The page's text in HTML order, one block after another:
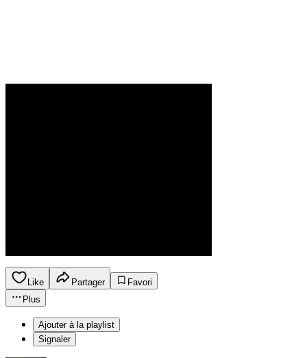
Like Partager
Favori
Plus
Ajouter à la playlist
Signaler